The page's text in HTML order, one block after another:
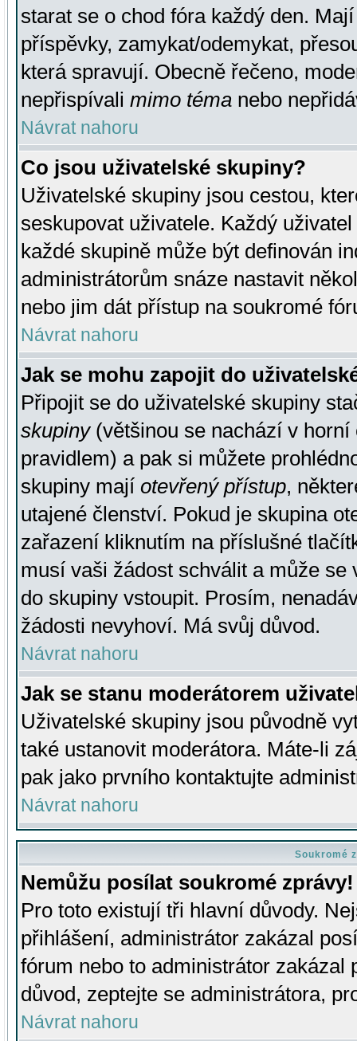
starat se o chod fóra každý den.
příspěvky, zamykat/odemykat,
která spravují. Obecně řečeno,
nepřispívali mimo téma nebo
Návrat nahoru
Co jsou uživatelské skupiny?
Uživatelské skupiny jsou cestou,
seskupovat uživatele. Každý
každé skupině může být definován
administrátorům snáze nastavit
nebo jim dát přístup na soukromé
Návrat nahoru
Jak se mohu zapojit do
Připojit se do uživatelské skupiny
skupiny(většinou se nachází v horní
pravidlem) a pak si můžete
skupiny mají otevřený přístup,
utajené členství. Pokud je skupina
zařazení kliknutím na příslušné
musí vaši žádost schválit a může se
do skupiny vstoupit. Prosím,
žádosti nevyhoví. Má svůj důvod.
Návrat nahoru
Jak se stanu moderátorem
Uživatelské skupiny jsou původně
také ustanovit moderátora. Máte-li
pak jako prvního kontaktujte
Návrat nahoru
Soukromé
Nemůžu posílat soukromé zprávy!
Pro toto existují tři hlavní důvody.
přihlášení, administrátor zakázal
fórum nebo to administrátor zakázal
důvod, zeptejte se administrátora,
Návrat nahoru